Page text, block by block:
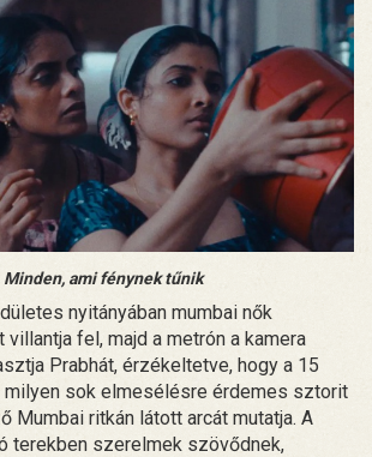
Minden, ami fénynek tűnik
nyitányában mumbai nők
fel, majd a metrón a kamera
Prabhát, érzékeltetve, hogy a 15
sok elmesélésre érdemes sztorit
Mumbai ritkán látott arcát mutatja. A
terekben szerelmek szövődnek,